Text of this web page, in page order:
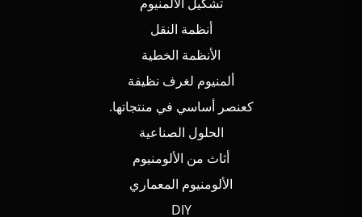
أنظمة النقل
الأنظمة الخطية
ألمنيوم لغرف نظيفة
كعنصر أساسي في منتجاتها.
الحلول الصناعية
أثاث من الألومنيوم
الألومنيوم المعماري
DIY